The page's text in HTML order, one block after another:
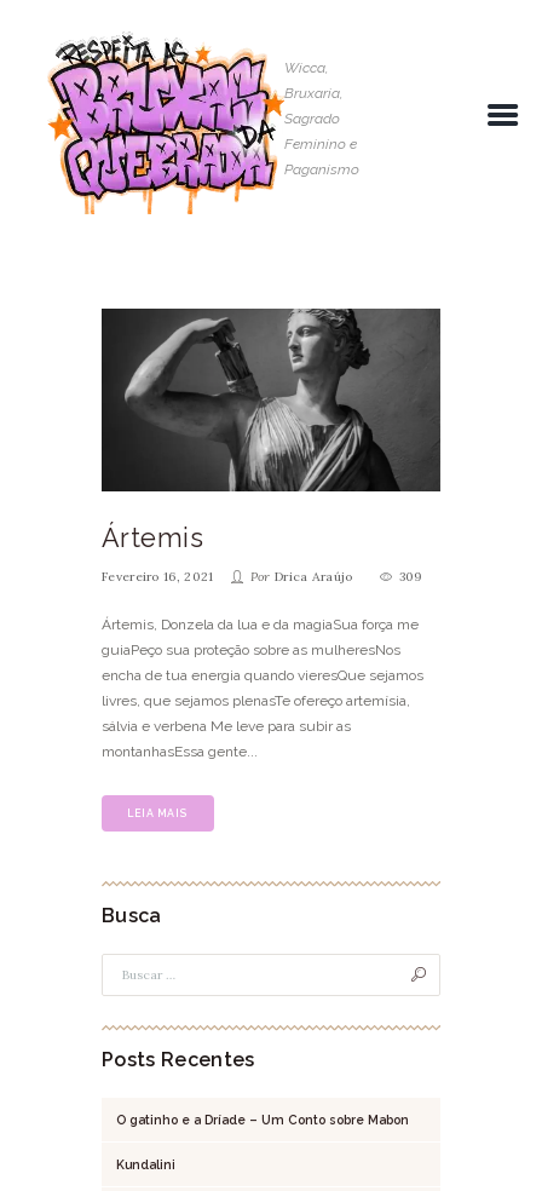
Wicca,
Bruxaria,
Sagrado
Feminino e
Paganismo
Ártemis
Fevereiro 16, 2021 Por Drica Araújo 309
Ártemis, Donzela da lua e da magiaSua força me
guiaPeço sua proteção sobre as mulheresNos
encha de tua energia quando vieresQue sejamos
livres, que sejamos plenasTe ofereço artemísia,
sálvia e verbena Me leve para subir as
montanhasEssa gente...
LEIA MAIS
Busca
Posts Recentes
O gatinho e a Dríade – Um Conto sobre Mabon
Kundalini